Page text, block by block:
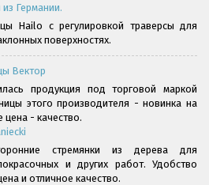
Германии.
Hailo с регулировкой траверсы для
поверхностях.
Вектор
продукция под торговой маркой
этого производителя - новинка на
цена - качество.
стремянки из дерева для
и других работ. Удобство
и отличное качество.